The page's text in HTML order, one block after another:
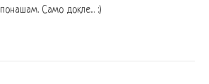
понашам. Само докле... :)